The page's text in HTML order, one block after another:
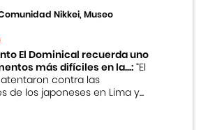
Nikkei, Museo
El Dominical recuerda uno
más difíciles en la...:“El
contra las
de los japoneses en Lima y...